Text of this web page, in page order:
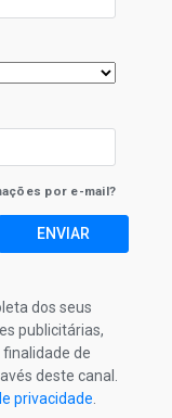
por e-mail?
ENVIAR
dos seus
publicitárias,
de
deste canal.
privacidade.